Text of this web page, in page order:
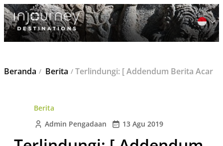
Cari
Beranda Berita Terlindungi: [ Addendum Berita Acara Penjelasan Pekerjaan ] Tender Jasa Konstruksi (Design & Build) Pembangunan Kantor Lokasi Jl. Padjajaran No.11, Yogyakarta
Berita
Admin Pengadaan
13 Agu 2019